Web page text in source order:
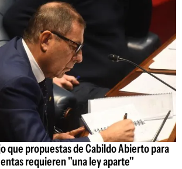
que propuestas de Cabildo Abierto para
requieren "una ley aparte"